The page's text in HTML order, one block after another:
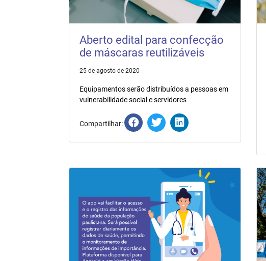
Aberto edital para confecção
de máscaras reutilizáveis
25 de agosto de 2020
Equipamentos serão distribuídos a pessoas em
vulnerabilidade social e servidores
Compartilhar: